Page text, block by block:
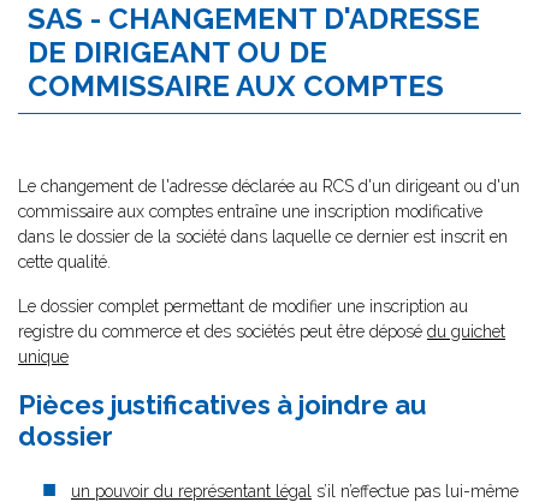
SAS - CHANGEMENT D'ADRESSE
DE DIRIGEANT OU DE
COMMISSAIRE AUX COMPTES
Le changement de l'adresse déclarée au RCS d'un dirigeant ou d'un
commissaire aux comptes entraîne une inscription modificative
dans le dossier de la société dans laquelle ce dernier est inscrit en
cette qualité.
Le dossier complet permettant de modifier une inscription au
registre du commerce et des sociétés peut être déposé du guichet
unique
Pièces justificatives à joindre au
dossier
un pouvoir du représentant légal s’il n’effectue pas lui-même